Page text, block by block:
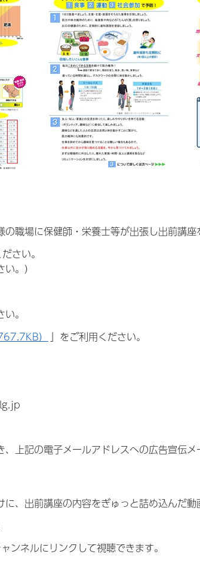
職場に保健師・栄養士等が出張し出前講座
さい。
。）
。
）
」をご利用ください。
上記の電子メールアドレスへの広告宣伝メ
、出前講座の内容をぎゅっと詰め込んだ動
ネルにリンクして視聴できます。